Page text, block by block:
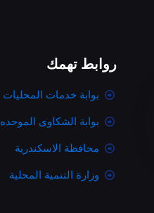
روابط تهمك
بوابة خدمات المحليات
بوابة الشكاوى الموحده
محافظة الاسكندرية
وزارة التنمية المحلية